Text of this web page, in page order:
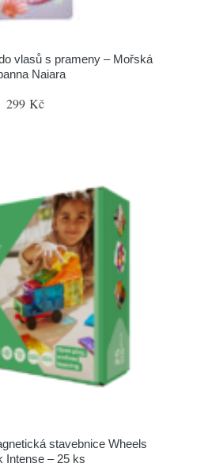
vlasů s prameny – Mořská
Naiara
299 Kč
stavebnice Wheels
Intense – 25 ks